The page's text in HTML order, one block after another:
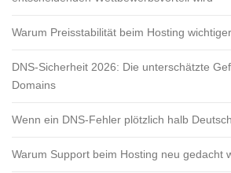
Warum Preisstabilität beim Hosting
DNS-Sicherheit 2026: Die unterschätzte
Domains
Wenn ein DNS-Fehler plötzlich halb
Warum Support beim Hosting neu gedacht